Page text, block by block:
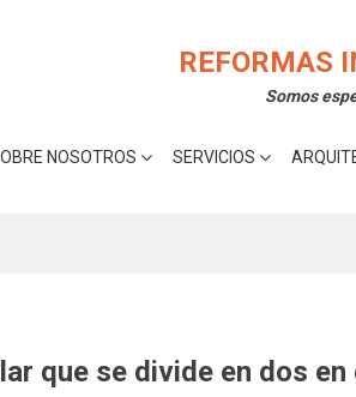
REFORMAS
Somos
NOSOTROS SERVICIOS
que se divide en dos
más sobre qué cookies utilizamos o